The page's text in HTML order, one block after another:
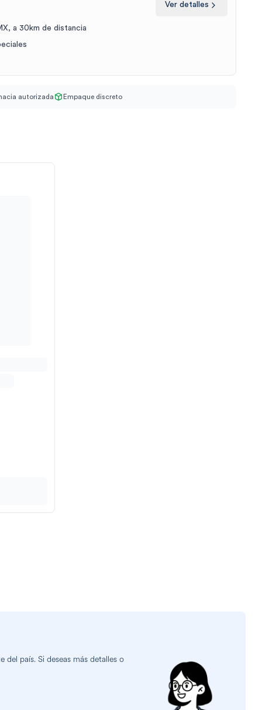
Ver detalles
a 30km de distancia
autorizada Empaque discreto
país. Si deseas más detalles o